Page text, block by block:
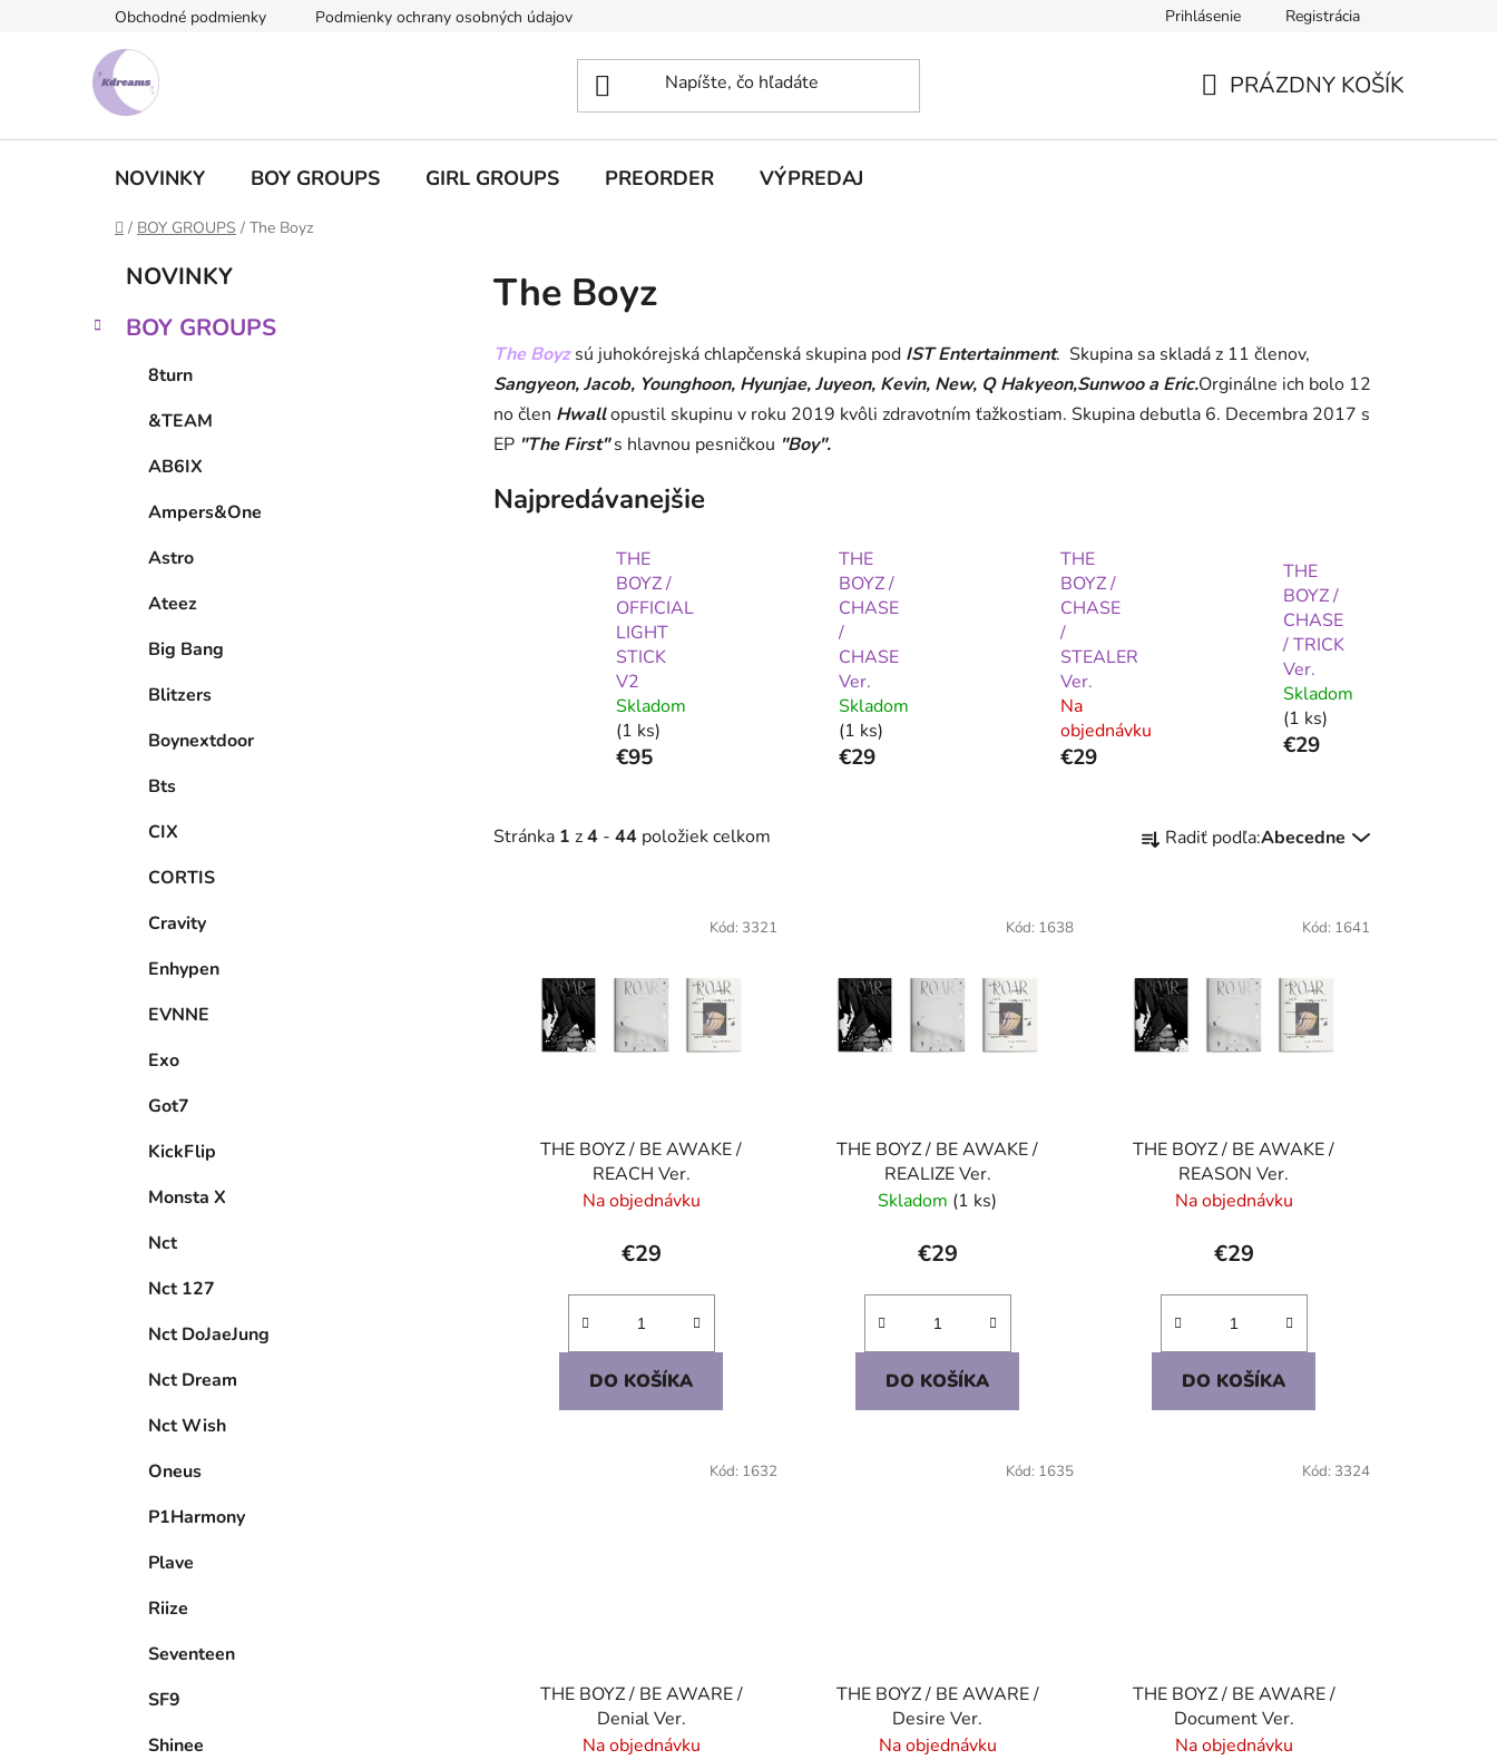
Obchodné podmienky Podmienky ochrany osobných údajov Prihlásenie Registrácia
PRÁZDNY KOŠÍK
NOVINKY BOY GROUPS GIRL GROUPS PREORDER VÝPREDAJ
Domov
/ BOY GROUPS / The Boyz
č
Preskočiť
kategórie
e
NOVINKY
BOY GROUPS
8turn
&TEAM
AB6IX
Ampers&One
Astro
Ateez
Big Bang
Blitzers
Boynextdoor
Bts
CIX
CORTIS
Cravity
Enhypen
EVNNE
Exo
Got7
KickFlip
Monsta X
Nct
Nct 127
Nct DoJaeJung
Nct Dream
Nct Wish
Oneus
P1Harmony
Plave
Riize
Seventeen
SF9
Shinee
The Boyz
The Boyzsú juhokórejská chlapčenská skupina pod IST Entertainment. Skupina sa skladá z 11 členov,
Sangyeon, Jacob, Younghoon, Hyunjae, Juyeon, Kevin, New, Q Hakyeon,Sunwoo a Eric.Orginálne ich bolo 12
no člen Hwallopustil skupinu v roku 2019 kvôli zdravotním ťažkostiam. Skupina debutla 6. Decembra 2017 s
EP "The First" s hlavnou pesničkou "Boy".
Najpredávanejšie
THE
BOYZ /
OFFICIAL
LIGHT
STICK
V2
Skladom
(1 ks)
€95
THE
BOYZ /
CHASE
/
CHASE
Ver.
Skladom
(1 ks)
€29
THE
BOYZ /
CHASE
/
STEALER
Ver.
Na
objednávku
€29
THE
BOYZ /
CHASE
/ TRICK
Ver.
Skladom
(1 ks)
€29
Stránka 1 z4 - 44 položiek celkom
a
e
p
r
u
Radiť podľa:Abecedne
THE BOYZ / BE AWAKE /
REACH Ver.
Na objednávku
€29
DO KOŠÍKA
Kód: 3321
THE BOYZ / BE AWAKE /
REALIZE Ver.
Skladom (1 ks)
€29
DO KOŠÍKA
Kód: 1638
THE BOYZ / BE AWAKE /
REASON Ver.
Na objednávku
€29
DO KOŠÍKA
Kód: 1641
THE BOYZ / BE AWARE /
Denial Ver.
Na objednávku
Kód: 1632
THE BOYZ / BE AWARE /
Desire Ver.
Na objednávku
Kód: 1635
THE BOYZ / BE AWARE /
Document Ver.
Na objednávku
Kód: 3324